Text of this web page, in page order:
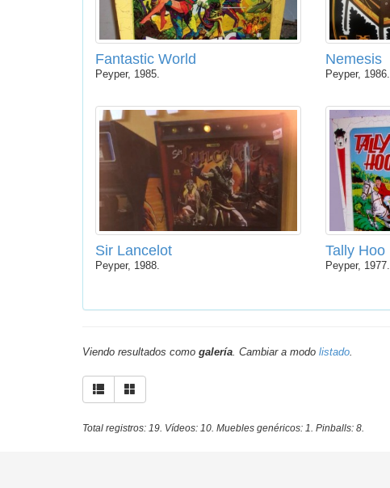
Fantastic World
Peyper, 1985.
Nemesis
Peyper, 1986.
Sir Lancelot
Peyper, 1988.
Tally Hoo
Peyper, 1977.
Viendo resultados como galería. Cambiar a modo listado.
Total registros: 19. Vídeos: 10. Muebles genéricos: 1. Pinballs: 8.